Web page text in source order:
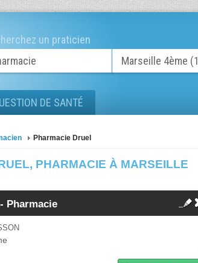
un praticien
DE SANTÉ
Pharmacie Druel
PHARMACIE À MARSEILLE
- Pharmacie